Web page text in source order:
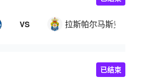
VS 拉斯帕尔马斯竞技
已结束